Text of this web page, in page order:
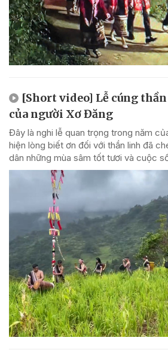
[Short video] Lễ cúng
của người Xơ Đăng
Đây là nghi lễ quan trọng trong năm
hiện lòng biết ơn đối với thần linh đã
dân những mùa sâm tốt tươi và cuộc